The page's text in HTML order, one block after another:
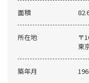
面積
所在地
〒
東
築年月